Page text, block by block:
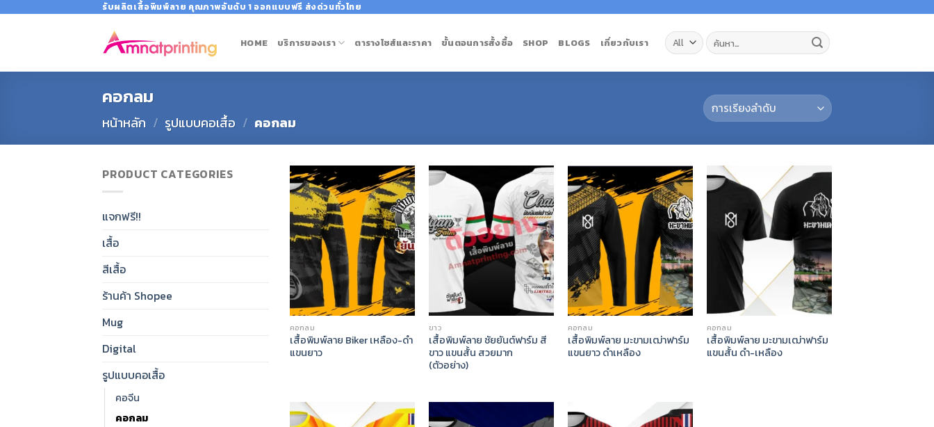
รับผลิตเสื้อพิมพ์ลาย คุณภาพอันดับ 1 ออกแบบฟรี ส่งด่วนทั่วไทย
HOME บริการของเรา ตารางไซส์และราคา ขั้นตอนการสั้งซื้อ SHOP BLOGS เกี่ยวกับเรา ค้นหา:
คอกลม
หน้าหลัก / รูปแบบคอเสื้อ / คอกลม
PRODUCT CATEGORIES
แจกฟรี!!
เสื้อ
สีเสื้อ
ร้านค้า Shopee
Mug
Digital
รูปแบบคอเสื้อ
คอจีน
คอกลม
คอกลม
เสื้อพิมพ์ลาย Biker เหลือง-ดำ
แขนยาว
ขาว
เสื้อพิมพ์ลาย ชัยยันต์ฟาร์ม สี
ขาว แขนสั้น สวยมาก
(ตัวอย่าง)
คอกลม
เสื้อพิมพ์ลาย มะขามเฒ่าฟาร์ม
แขนยาว ดำเหลือง
คอกลม
เสื้อพิมพ์ลาย มะขามเฒ่าฟาร์ม
แขนสั้น ดำ-เหลือง